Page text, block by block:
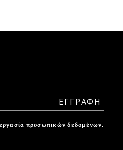
προσωπικών δεδομένων.